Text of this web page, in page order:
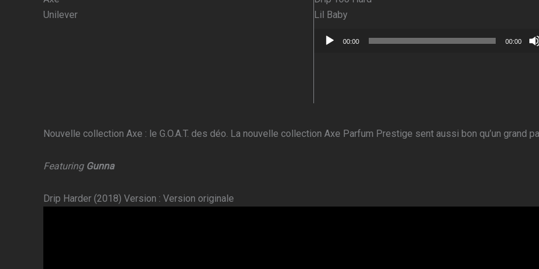
Unilever
Lil Baby
Lecteur 00:00 00:00
Nouvelle collection Axe : le G.O.A.T. des déo. La nouvelle collection Axe Parfum Prestige sent aussi bon qu’un grand
Featuring Gunna
Drip Harder (2018) Version : Version originale